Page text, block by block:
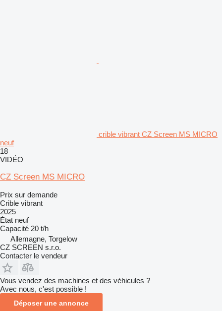
crible vibrant CZ Screen MS MICRO
neuf
18
VIDÉO
CZ Screen MS MICRO
Prix sur demande
Crible vibrant
2025
État neuf
Capacité 20 t/h
Allemagne, Torgelow
CZ SCREEN s.r.o.
Contacter le vendeur
Vous vendez des machines et des véhicules ?
Avec nous, c'est possible !
Déposer une annonce